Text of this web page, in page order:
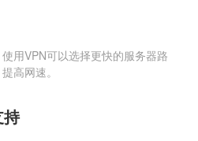
用VPN可以选择更快的服务器路
高网速。